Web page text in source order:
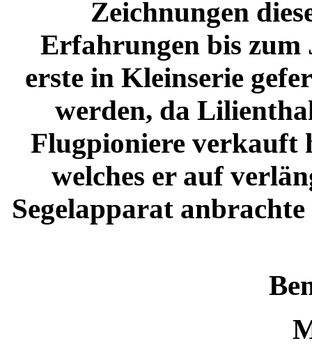
Zeichnungen
Erfahrungen bis zum
erste in Kleinserie
werden, da
Flugpioniere verkauft
welches er auf
Segelapparat